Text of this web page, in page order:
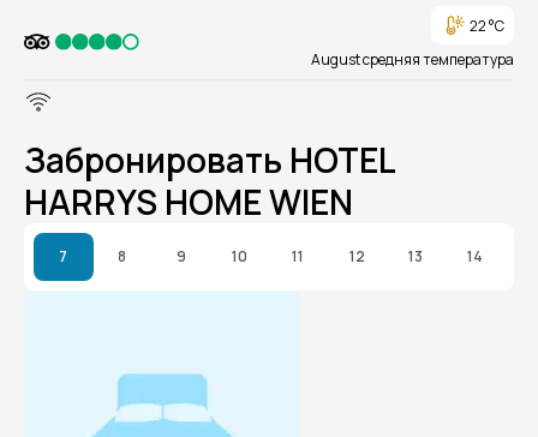
22 °C
August средняя температура
Забронировать HOTEL
HARRYS HOME WIEN
7 8 9 10 11 12 13 14